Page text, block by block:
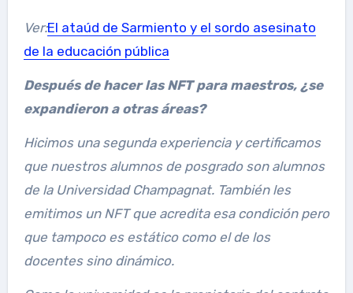
Ver:El ataúd de Sarmiento y el sordo asesinato
de la educación pública
Después de hacer las NFT para maestros, ¿se
expandieron a otras áreas?
Hicimos una segunda experiencia y certificamos
que nuestros alumnos de posgrado son alumnos
de la Universidad Champagnat. También les
emitimos un NFT que acredita esa condición pero
que tampoco es estático como el de los
docentes sino dinámico.